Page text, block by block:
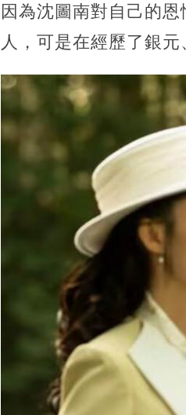
因為沈圖南對自己的
人，可是在經歷了銀